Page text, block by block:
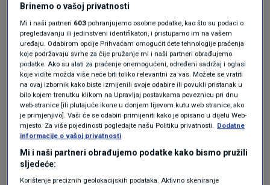
"Navedite mi jednog
HDZ-ovca..."
Osvrnula se i na riječ "narikača" koju je uputio
Zoran Milanović, a mnogi na političkoj sceni,
posebice za vrijeme ove predsjedničke
kampanje, koriste ju: "Meni je narikača
Brinemo o vašoj privatnosti
Mi i naši partneri 603 pohranjujemo osobne podatke, kao što su podaci o
pregledavanju ili jedinstveni identifikatori, i pristupamo im na vašem
uređaju. Odabirom opcije Prihvaćam omogućit ćete tehnologije praćenja
koje podržavaju svrhe za čije pružanje mi i naši partneri obrađujemo
podatke. Ako su alati za praćenje onemogućeni, određeni sadržaj i oglasi
koje vidite možda više neće biti toliko relevantni za vas. Možete se vratiti
na ovaj izbornik kako biste izmijenili svoje odabire ili povukli pristanak u
bilo kojem trenutku klikom na Upravljaj postavkama poveznicu pri dnu
web-stranice [ili plutajuće ikone u donjem lijevom kutu web stranice, ako
je primjenjivo]. Vaši će se odabiri primijeniti kako je opisano u dijelu Web-
mjesto. Za više pojedinosti pogledajte našu Politiku privatnosti. Dodatne
informacije o vašoj privatnosti
Mi i naši partneri obrađujemo podatke kako bismo pružili
sljedeće:
Korištenje preciznih geolokacijskih podataka. Aktivno skeniranje